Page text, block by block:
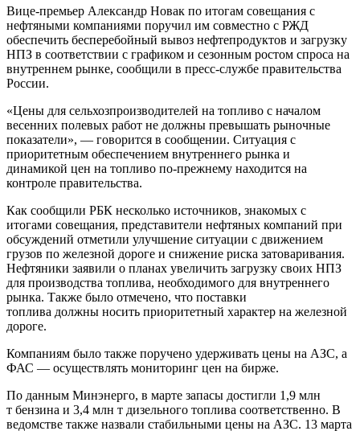
Вице-премьер Александр Новак по итогам совещания с
нефтяными компаниями поручил им совместно с РЖД
обеспечить бесперебойный вывоз нефтепродуктов и загрузку
НПЗ в соответствии с графиком и сезонным ростом спроса на
внутреннем рынке, сообщили в пресс-службе правительства
России.
«Цены для сельхозпроизводителей на топливо с началом
весенних полевых работ не должны превышать рыночные
показатели», — говорится в сообщении. Ситуация с
приоритетным обеспечением внутреннего рынка и
динамикой цен на топливо по-прежнему находится на
контроле правительства.
Как сообщили РБК несколько источников, знакомых с
итогами совещания, представители нефтяных компаний при
обсуждений отметили улучшение ситуации с движением
грузов по железной дороге и снижение риска затоваривания.
Нефтяники заявили о планах увеличить загрузку своих НПЗ
для производства топлива, необходимого для внутреннего
рынка. Также было отмечено, что поставки
топлива должны носить приоритетный характер на железной
дороге.
Компаниям было также поручено удерживать цены на АЗС, а
ФАС — осуществлять мониторинг цен на бирже.
По данным Минэнерго, в марте запасы достигли 1,9 млн
т бензина и 3,4 млн т дизельного топлива соответственно. В
ведомстве также назвали стабильными цены на АЗС. 13 марта